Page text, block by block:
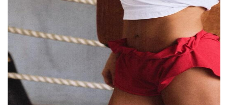
заниматься спортом, похудела и привела
свое тело в хорошую форму. Позже она
увлеклась боксом, и вокруг этой темы
сформировалось сообщество, что
подтолкнуло команду к запуску новой
категории одежды.
За дизайн отвечала сама Мурашкина